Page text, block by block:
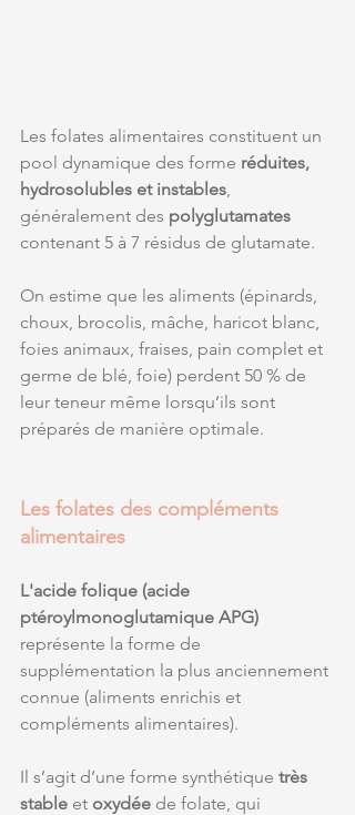
Les folates alimentaires constituent un
pool dynamique des forme réduites,
hydrosolubles et instables
généralement des polyglutamates
contenant 5 à 7 résidus de glutamate.
On estime que les aliments (épinards,
choux, brocolis, mâche, haricot blanc,
foies animaux, fraises, pain complet et
germe de blé, foie) perdent 50 % de
leur teneur même lorsqu’ils sont
préparés de manière optimale.
Les folates des compléments
alimentaires
L'acide folique (acide
ptéroylmonoglutamique APG)
représente la forme de
supplémentation la plus anciennement
connue (aliments enrichis et
compléments alimentaires).
Il s’agit d’une forme synthétique très
stable et oxydée de folate, qui